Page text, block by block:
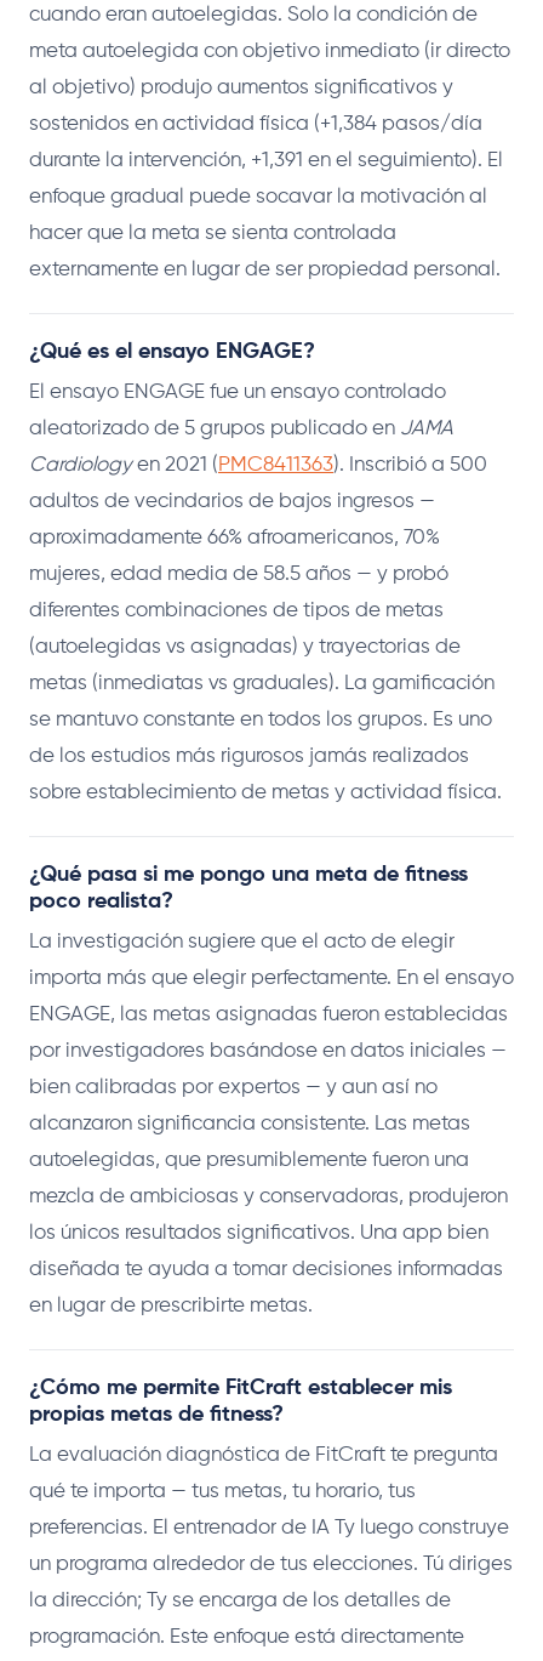
cuando eran autoelegidas. Solo la condición de
meta autoelegida con objetivo inmediato (ir directo
al objetivo) produjo aumentos significativos y
sostenidos en actividad física (+1,384 pasos/día
durante la intervención, +1,391 en el seguimiento). El
enfoque gradual puede socavar la motivación al
hacer que la meta se sienta controlada
externamente en lugar de ser propiedad personal.
¿Qué es el ensayo ENGAGE?
El ensayo ENGAGE fue un ensayo controlado
aleatorizado de 5 grupos publicado en JAMA
Cardiologyen 2021 ( PMC8411363). Inscribió a 500
adultos de vecindarios de bajos ingresos —
aproximadamente 66% afroamericanos, 70%
mujeres, edad media de 58.5 años — y probó
diferentes combinaciones de tipos de metas
(autoelegidas vs asignadas) y trayectorias de
metas (inmediatas vs graduales). La gamificación
se mantuvo constante en todos los grupos. Es uno
de los estudios más rigurosos jamás realizados
sobre establecimiento de metas y actividad física.
¿Qué pasa si me pongo una meta de fitness
poco realista?
La investigación sugiere que el acto de elegir
importa más que elegir perfectamente. En el ensayo
ENGAGE, las metas asignadas fueron establecidas
por investigadores basándose en datos iniciales —
bien calibradas por expertos — y aun así no
alcanzaron significancia consistente. Las metas
autoelegidas, que presumiblemente fueron una
mezcla de ambiciosas y conservadoras, produjeron
los únicos resultados significativos. Una app bien
diseñada te ayuda a tomar decisiones informadas
en lugar de prescribirte metas.
¿Cómo me permite FitCraft establecer mis
propias metas de fitness?
La evaluación diagnóstica de FitCraft te pregunta
qué te importa — tus metas, tu horario, tus
preferencias. El entrenador de IA Ty luego construye
un programa alrededor de tus elecciones. Tú diriges
la dirección; Ty se encarga de los detalles de
programación. Este enfoque está directamente